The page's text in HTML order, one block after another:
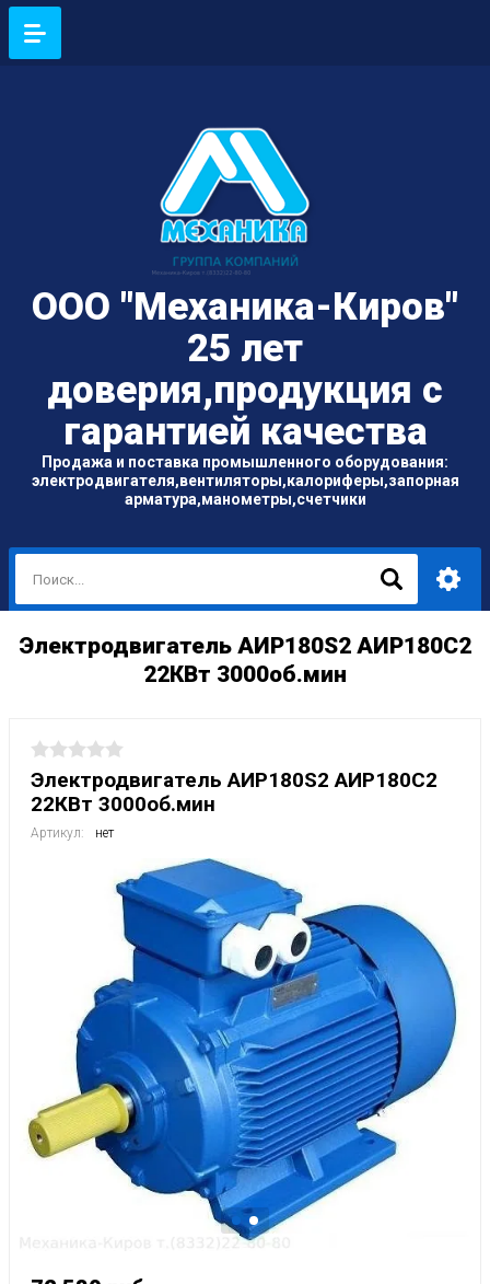
ООО "Механика-Киров"
25 лет
доверия,продукция с
гарантией качества
Продажа и поставка промышленного оборудования:
электродвигателя,вентиляторы,калориферы,запорная
арматура,манометры,счетчики
Электродвигатель АИР180S2 АИР180С2
22КВт 3000об.мин
Электродвигатель АИР180S2 АИР180С2
22КВт 3000об.мин
Артикул: нет